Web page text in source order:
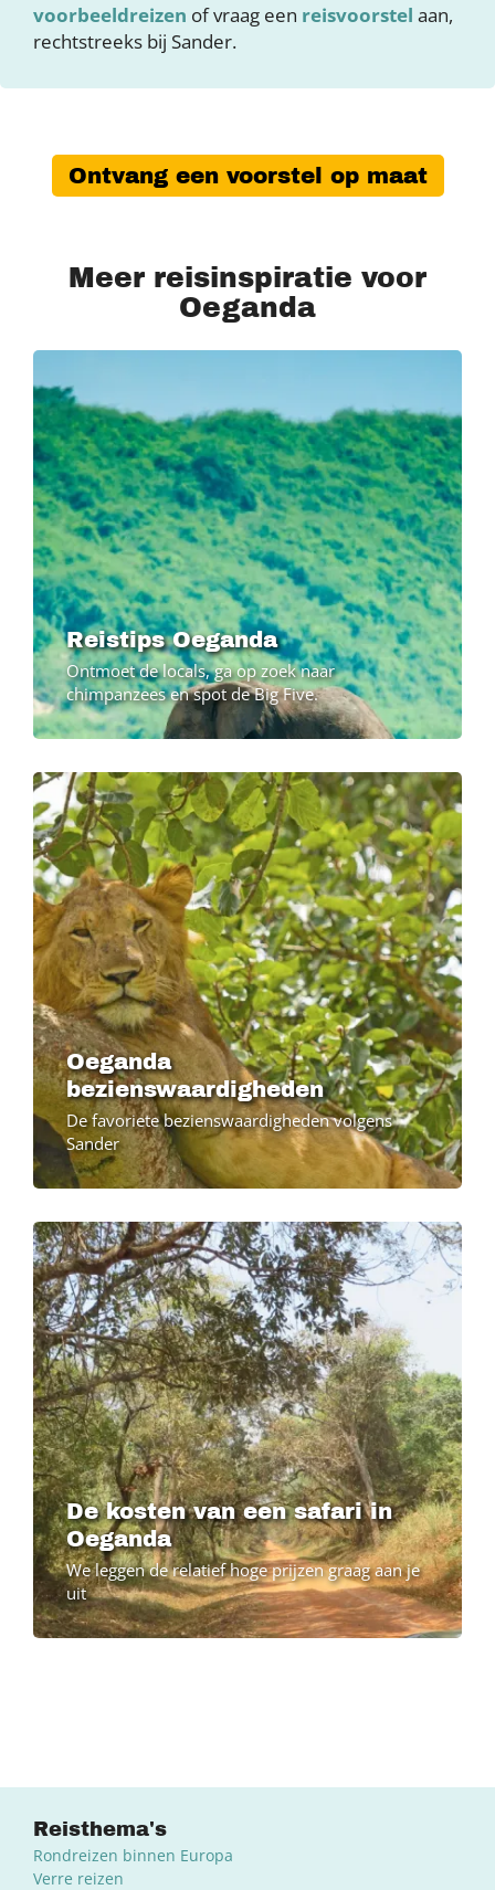
voorbeeldreizen of vraag een reisvoorstel aan,
rechtstreeks bij Sander.
Ontvang een voorstel op maat
Meer reisinspiratie voor
Oeganda
Reistips Oeganda
Ontmoet de locals, ga op zoek naar
chimpanzees en spot de Big Five.
Oeganda
bezienswaardigheden
De favoriete bezienswaardigheden volgens
Sander
De kosten van een safari in
Oeganda
We leggen de relatief hoge prijzen graag aan je
uit
Reisthema's
Rondreizen binnen Europa
Verre reizen